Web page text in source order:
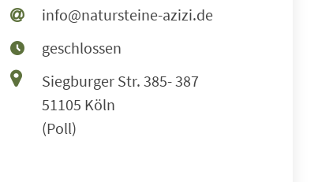
info@natursteine-azizi.de
geschlossen
Siegburger Str. 385- 387
51105 Köln
(Poll)